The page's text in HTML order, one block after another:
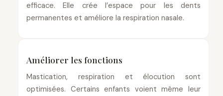
efficace. Elle crée l’espace pour les dents
permanentes et améliore la respiration nasale.
Améliorer les fonctions
Mastication, respiration et élocution sont
optimisées. Certains enfants voient même leur